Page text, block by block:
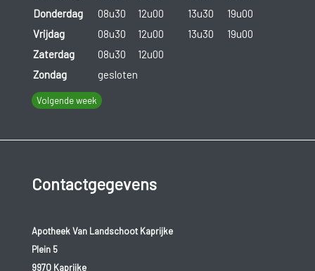
Donderdag
08u30 12u00 13u30
19u00
Vrijdag
08u30 12u00 13u30
19u00
Zaterdag
08u30
12u00
Zondag
gesloten
Volgende week
Contactgegevens
Apotheek Van Landschoot Kaprijke
Plein 5
9970 Kaprijke